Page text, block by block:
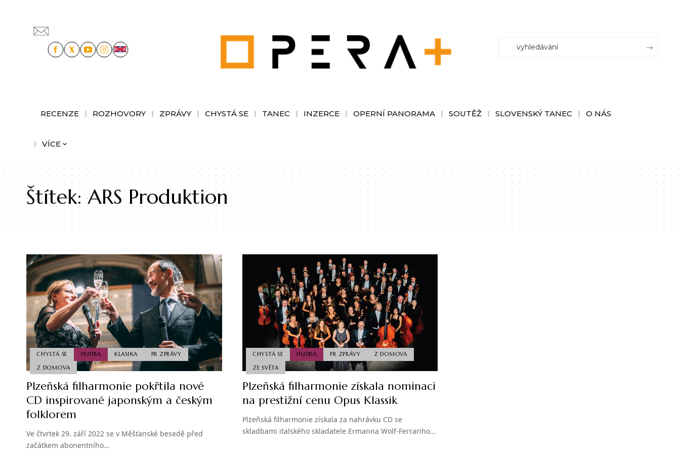
RECENZE ROZHOVORY ZPRÁVY CHYSTÁ SE TANEC INZERCE OPERNÍ PANORAMA SOUTĚŽ SLOVENSKÝ TANEC O NÁS
VÍCE
Štítek:ARS Produktion
CHYSTÁ SE HUDBA KLASIKA
PR ZPRÁVY
Z DOMOVA
Plzeňská filharmonie pokřtila nové
CD inspirované japonským a českým
folklorem
Ve čtvrtek 29. září 2022 se v Měšťanské besedě před
začátkem abonentního…
CHYSTÁ SE HUDBA PR ZPRÁVY
Z DOMOVA
ZE SVĚTA
Plzeňská filharmonie získala nominaci
na prestižní cenu Opus Klassik
Plzeňská filharmonie získala za nahrávku CD se
skladbami italského skladatele Ermanna Wolf-Ferrariho…